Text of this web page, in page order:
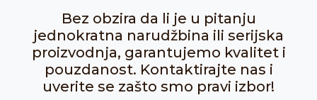
Bez obzira da li je u pitanju
jednokratna narudžbina ili serijska
proizvodnja, garantujemo kvalitet i
pouzdanost. Kontaktirajte nas i
uverite se zašto smo pravi izbor!